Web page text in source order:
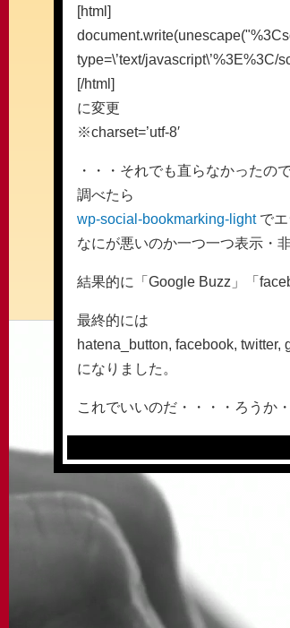
[html]
type=\’text/javascript\’%3E%3C/
[/html]
に変更
※charset=’utf-8′
・・・それでも直らなかったの
調べたら
wp-social-bookmarking-lightでエ
なにが悪いのか一つ一つ表示・
結果的に「Google Buzz」「
最終的には
hatena_button, facebook,
になりました。
これでいいのだ・・・・ろうか